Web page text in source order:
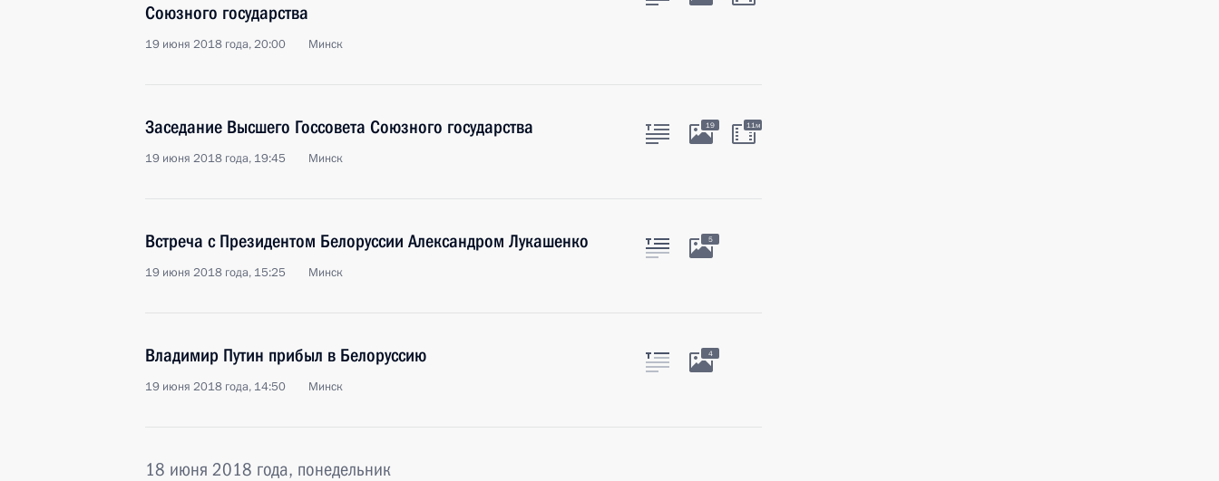
Союзного государства
19 июня 2018 года, 20:00 Минск
Заседание Высшего Госсовета Союзного государства
19 июня 2018 года, 19:45 Минск
19 11м
Встреча с Президентом Белоруссии Александром Лукашенко
19 июня 2018 года, 15:25 Минск
5
Владимир Путин прибыл в Белоруссию
19 июня 2018 года, 14:50 Минск
4
18 июня 2018 года, понедельник